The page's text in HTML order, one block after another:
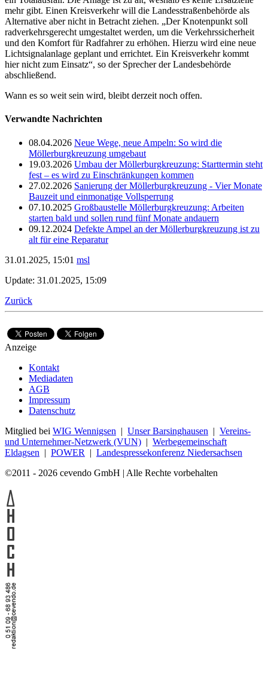
mehr gibt. Einen Kreisverkehr will die Landesstraßenbehörde als
Alternative aber nicht in Betracht ziehen. „Der Knotenpunkt soll
radverkehrsgerecht umgestaltet werden, um die Verkehrssicherheit
und den Komfort für Radfahrer zu erhöhen. Hierzu wird eine neue
Lichtsignalanlage geplant und errichtet. Ein Kreisverkehr kommt
hier nicht zum Einsatz“, so der Sprecher der Landesbehörde
abschließend.
Wann es so weit sein wird, bleibt derzeit noch offen.
Verwandte Nachrichten
08.04.2026 Neue Wege, neue Ampeln: So wird die
Möllerburgkreuzung umgebaut
19.03.2026 Umbau der Möllerburgkreuzung: Starttermin steht
fest – es wird zu Einschränkungen kommen
27.02.2026 Sanierung der Möllerburgkreuzung - Vier Monate
Bauzeit und einmonatige Vollsperrung
07.10.2025 Großbaustelle Möllerburgkreuzung: Arbeiten
starten bald und sollen rund fünf Monate andauern
09.12.2024 Defekte Ampel an der Möllerburgkreuzung ist zu
alt für eine Reparatur
31.01.2025, 15:01 msl
Update: 31.01.2025, 15:09
Zurück
Anzeige
Kontakt
Mediadaten
AGB
Impressum
Datenschutz
Mitglied bei WIG Wennigsen | Unser Barsinghausen | Vereins-
und Unternehmer-Netzwerk (VUN) | Werbegemeinschaft
Eldagsen | POWER | Landespressekonferenz Niedersachsen
©2011 - 2026 cevendo GmbH | Alle Rechte vorbehalten